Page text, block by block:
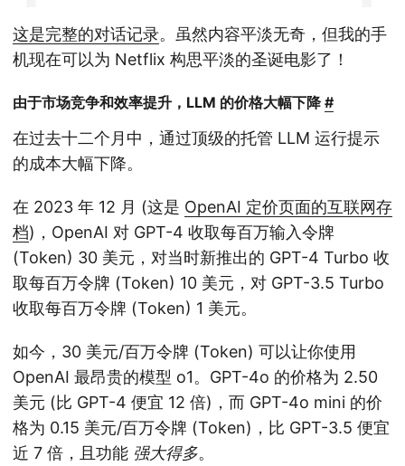
这是完整的对话记录。虽然内容平淡无奇，但我的手
机现在可以为 Netflix 构思平淡的圣诞电影了！
由于市场竞争和效率提升，LLM 的价格大幅下降 #
在过去十二个月中，通过顶级的托管 LLM 运行提示
的成本大幅下降。
在 2023 年 12 月 (这是 OpenAI 定价页面的互联网存
档)，OpenAI 对 GPT-4 收取每百万输入令牌
(Token) 30 美元，对当时新推出的 GPT-4 Turbo 收
取每百万令牌 (Token) 10 美元，对 GPT-3.5 Turbo
收取每百万令牌 (Token) 1 美元。
如今，30 美元/百万令牌 (Token) 可以让你使用
OpenAI 最昂贵的模型 o1。GPT-4o 的价格为 2.50
美元 (比 GPT-4 便宜 12 倍)，而 GPT-4o mini 的价
格为 0.15 美元/百万令牌 (Token)，比 GPT-3.5 便宜
近 7 倍，且功能 强大得多。